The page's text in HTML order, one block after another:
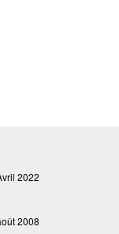
2022
2008